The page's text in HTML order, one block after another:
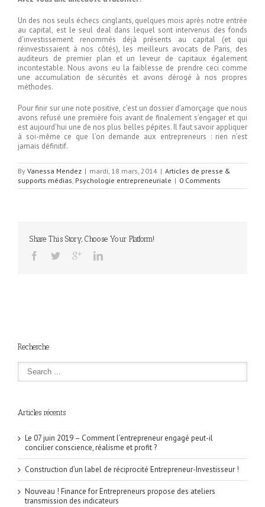
Un des nos seuls échecs cinglants, quelques mois après notre entrée
au capital, est le seul deal dans lequel sont intervenus des fonds
d’investissement renommés déjà présents au capital (et qui
réinvestissaient à nos côtés), les meilleurs avocats de Paris, des
auditeurs de premier plan et un leveur de capitaux également
incontestable. Nous avons eu la faiblesse de prendre ceci comme
une accumulation de sécurités et avons dérogé à nos propres
méthodes.
Pour finir sur une note positive, c’est un dossier d’amorçage que nous
avons refusé une première fois avant de finalement s’engager et qui
est aujourd’hui une de nos plus belles pépites. Il faut savoir appliquer
à soi-même ce que l’on demande aux entrepreneurs : rien n’est
jamais définitif.
By Vanessa Mendez | mardi, 18 mars, 2014 | Articles de presse &
supports médias Psychologie entrepreneuriale | 0 Comments
Share This Story, Choose Your Platform!
Recherche
Articles récents
Le 07 juin 2019 – Comment l’entrepreneur engagé peut-il
concilier conscience, réalisme et profit ?
Construction d’un label de réciprocité Entrepreneur-Investisseur !
Nouveau ! Finance for Entrepreneurs propose des ateliers
transmission des indicateurs